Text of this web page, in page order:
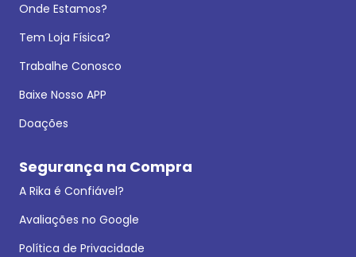
Onde Estamos?
Tem Loja Física?
Trabalhe Conosco
Baixe Nosso APP
Doações
Segurança na Compra
A Rika é Confiável?
Avaliações no Google
Política de Privacidade